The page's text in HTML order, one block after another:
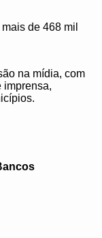
de 468 mil
na mídia, com
imprensa,